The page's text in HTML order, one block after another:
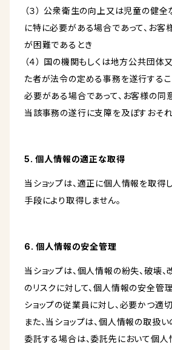
（３） 公衆衛生の向上又は児童の健
に特に必要がある場合であって、お客
が困難であるとき
（４） 国の機関もしくは地方公共団
た者が法令の定める事務を遂行する
必要がある場合であって、お客様の同
当該事務の遂行に支障を及ぼすおそ
5. 個人情報の適正な取得
当ショップは、適正に個人情報を取得
手段により取得しません。
6. 個人情報の安全管理
当ショップは、個人情報の紛失、破壊
のリスクに対して、個人情報の安全管
ショップの従業員に対し、必要かつ適
また、当ショップは、個人情報の取扱
委託する場合は、委託先において個